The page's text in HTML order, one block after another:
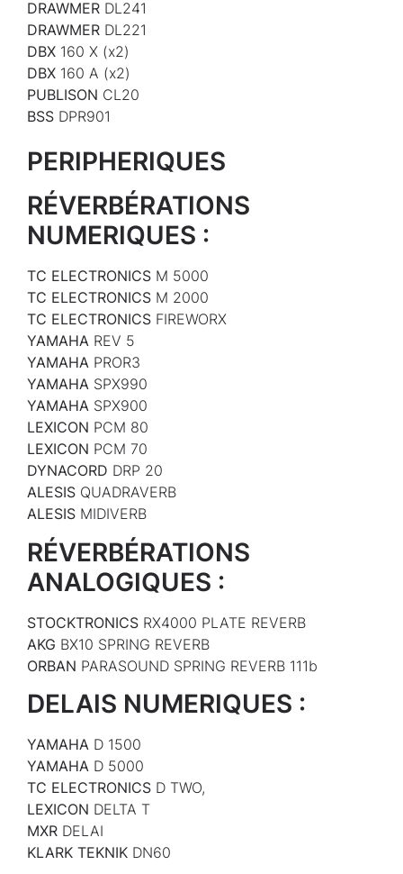
DRAWMER DL241
DRAWMER DL221
DBX 160 X (x2)
DBX 160 A (x2)
PUBLISON CL20
BSS DPR901
PERIPHERIQUES
RÉVERBÉRATIONS
NUMERIQUES :
TC ELECTRONICS M 5000
TC ELECTRONICS M 2000
TC ELECTRONICS FIREWORX
YAMAHA REV 5
YAMAHA PROR3
YAMAHA SPX990
YAMAHA SPX900
LEXICON PCM 80
LEXICON PCM 70
DYNACORD DRP 20
ALESIS QUADRAVERB
ALESIS MIDIVERB
RÉVERBÉRATIONS
ANALOGIQUES :
STOCKTRONICS RX4000 PLATE REVERB
AKG BX10 SPRING REVERB
ORBAN PARASOUND SPRING REVERB 111b
DELAIS NUMERIQUES :
YAMAHA D 1500
YAMAHA D 5000
TC ELECTRONICS D TWO,
LEXICON DELTA T
MXR DELAI
KLARK TEKNIK DN60